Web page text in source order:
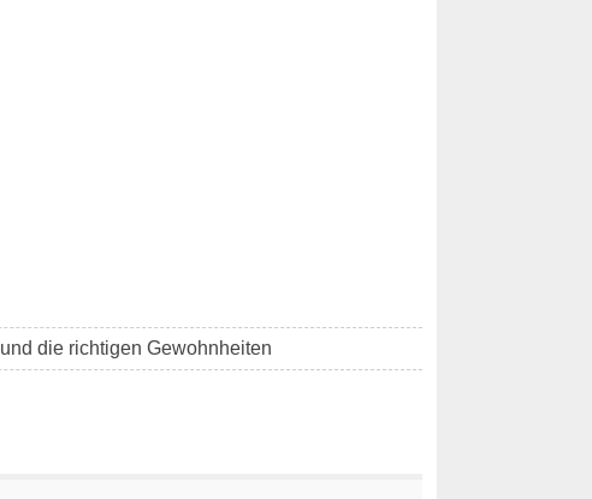
die richtigen Gewohnheiten